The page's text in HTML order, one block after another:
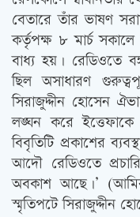
বেতারে তাঁর ভাষণ
কর্তৃপক্ষ ৮ মার্চ সকালে
বাধ্য হয়। রেডিওতে
ছিল অসাধারণ
সিরাজুদ্দীন হোসেন
লঙ্ঘন করে
বিবৃতিটি প্রকাশের
আদৌ রেডিওতে
অবকাশ আছে।’
স্মৃতিপটে সিরাজুদ্দীন